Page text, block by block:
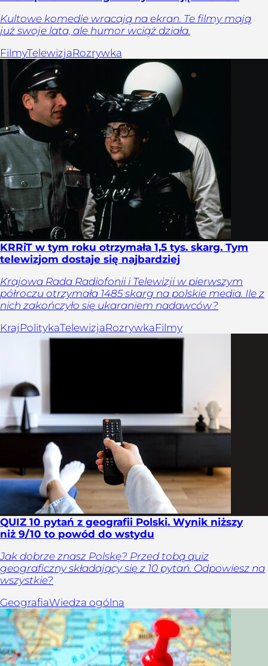
Kultowe komedie wracają na ekran. Te filmy mają
już swoje lata, ale humor wciąż działa.
FilmyTelewizjaRozrywka
KRRiT w tym roku otrzymała 1,5 tys. skarg. Tym
telewizjom dostaje się najbardziej
Krajowa Rada Radiofonii i Telewizji w pierwszym
półroczu otrzymała 1485 skarg na polskie media. Ile z
nich zakończyło się ukaraniem nadawców?
Kraj PolitykaTelewizjaRozrywkaFilmy
QUIZ 10 pytań z geografii Polski. Wynik niższy
niż 9/10 to powód do wstydu
Jak dobrze znasz Polskę? Przed tobą quiz
geograficzny składający się z 10 pytań. Odpowiesz na
wszystkie?
GeografiaWiedza ogólna